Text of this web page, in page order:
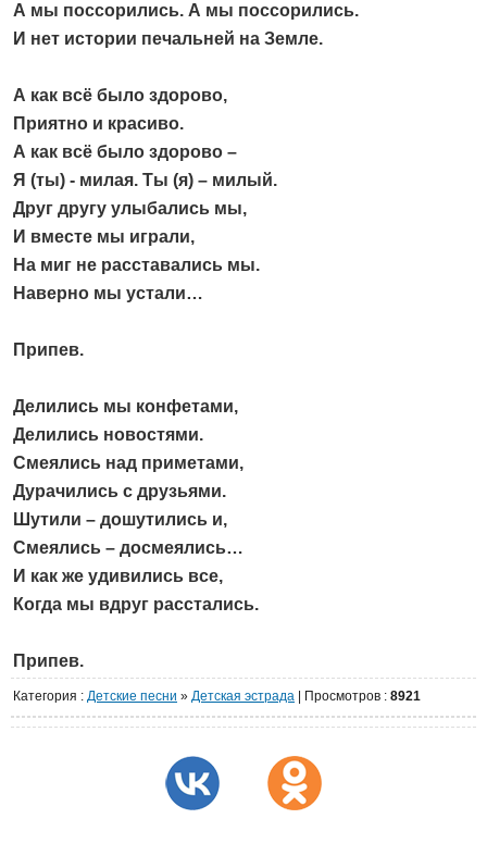
А мы поссорились. А мы поссорились.
И нет истории печальней на Земле.
А как всё было здорово,
Приятно и красиво.
А как всё было здорово –
Я (ты) - милая. Ты (я) – милый.
Друг другу улыбались мы,
И вместе мы играли,
На миг не расставались мы.
Наверно мы устали…
Припев.
Делились мы конфетами,
Делились новостями.
Смеялись над приметами,
Дурачились с друзьями.
Шутили – дошутились и,
Смеялись – досмеялись…
И как же удивились все,
Когда мы вдруг расстались.
Припев.
Категория : Детские песни » Детская эстрада Просмотров : 8921